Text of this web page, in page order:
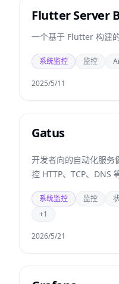
Flutter Server
一个基于 Flutter 构建
系统监控 监控
2025/5/11
Gatus
开发者向的自动化服务
控 HTTP、TCP、DNS
系统监控 监控
+1
2026/5/21